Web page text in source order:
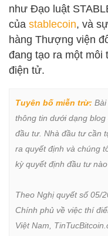
như Đạo luật
của stablecoin, và
hàng Thượng viện
đang tạo ra một
điện tử.
Tuyên bố miễn trừ:
thông tin dưới dạng
đầu tư. Nhà đầu tư cần
ra quyết định và chúng
kỳ quyết định đầu tư nào
Theo Nghị quyết số 05/
Chính phủ về việc thí
Việt Nam,